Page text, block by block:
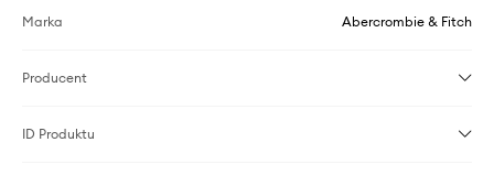
Marka Abercrombie & Fitch
Producent
ID Produktu